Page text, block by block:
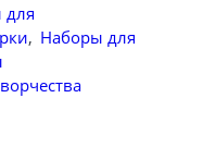
для
, Наборы для